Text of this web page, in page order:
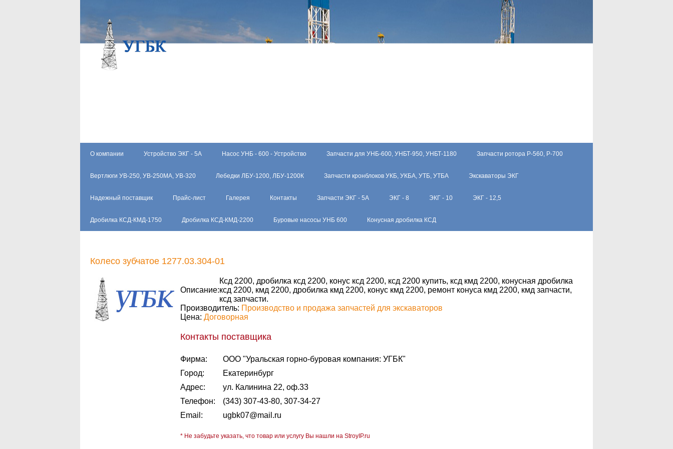
О компании Устройство ЭКГ - 5А Насос УНБ - 600 - Устройство Запчасти для УНБ-600, УНБТ-950, УНБТ-1180 Запчасти ротора Р-560, Р-700
Вертлюги УВ-250, УВ-250МА, УВ-320 Лебедки ЛБУ-1200, ЛБУ-1200К Запчасти кронблоков УКБ, УКБА, УТБ, УТБА Экскаваторы ЭКГ
Надежный поставщик Прайс-лист Галерея Контакты Запчасти ЭКГ - 5А ЭКГ - 8 ЭКГ - 10 ЭКГ - 12,5
Дробилка КСД-КМД-1750 Дробилка КСД-КМД-2200 Буровые насосы УНБ 600 Конусная дробилка КСД
Колесо зубчатое 1277.03.304-01
Описание:
Ксд 2200, дробилка ксд 2200, конус ксд 2200, ксд 2200 купить, ксд кмд 2200, конусная дробилка
ксд 2200, кмд 2200, дробилка кмд 2200, конус кмд 2200, ремонт конуса кмд 2200, кмд запчасти,
ксд запчасти.
Производитель: Производство и продажа запчастей для экскаваторов
Цена: Договорная
Контакты поставщика
Фирма:
ООО "Уральская горно-буровая компания: УГБК"
Город:
Екатеринбург
Адрес:
ул. Калинина 22, оф.33
Телефон:
(343) 307-43-80, 307-34-27
Email:
ugbk07@mail.ru
* Не забудьте указать, что товар или услугу Вы нашли на StroyIP.ru